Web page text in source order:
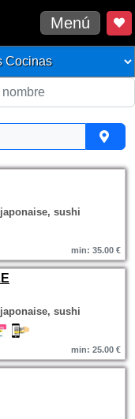
Menú
sushi
min: 35.00 €
sushi
min: 25.00 €